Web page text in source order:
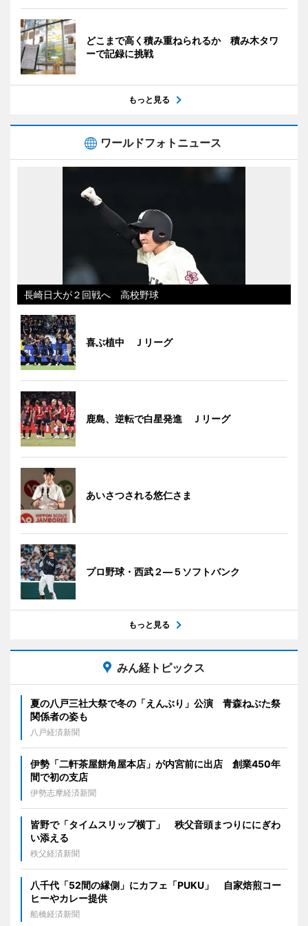
どこまで高く積み重ねられるか 積み木タワ
ーで記録に挑戦
もっと見る
ワールドフォトニュース
長崎日大が２回戦へ 高校野球
喜ぶ植中 Ｊリーグ
鹿島、逆転で白星発進 Ｊリーグ
あいさつされる悠仁さま
プロ野球・西武２―５ソフトバンク
もっと見る
みん経トピックス
夏の八戸三社大祭で冬の「えんぶり」公演 青森ねぶた祭
関係者の姿も
八戸経済新聞
伊勢「二軒茶屋餅角屋本店」が内宮前に出店 創業450年
間で初の支店
伊勢志摩経済新聞
皆野で「タイムスリップ横丁」 秩父音頭まつりににぎわ
い添える
秩父経済新聞
八千代「52間の縁側」にカフェ「PUKU」 自家焙煎コー
ヒーやカレー提供
船橋経済新聞